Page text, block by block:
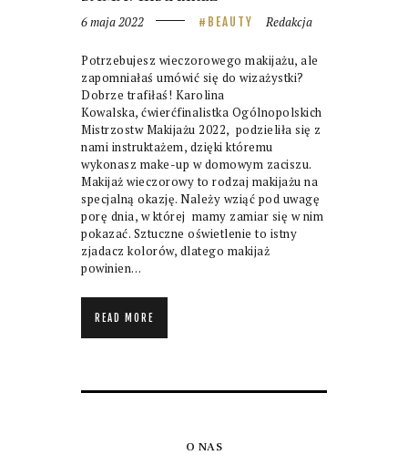
6 maja 2022 BEAUTY Redakcja
Potrzebujesz wieczorowego makijażu, ale
zapomniałaś umówić się do wizażystki?
Dobrze trafiłaś! Karolina
Kowalska, ćwierćfinalistka Ogólnopolskich
Mistrzostw Makijażu 2022, podzieliła się z
nami instruktażem, dzięki któremu
wykonasz make-up w domowym zaciszu.
Makijaż wieczorowy to rodzaj makijażu na
specjalną okazję. Należy wziąć pod uwagę
porę dnia, w której mamy zamiar się w nim
pokazać. Sztuczne oświetlenie to istny
zjadacz kolorów, dlatego makijaż
powinien…
READ MORE
O NAS